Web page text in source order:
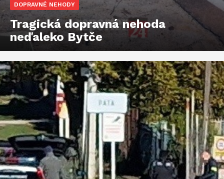
DOPRAVNÉ NEHODY
Tragická dopravná nehoda
neďaleko Bytče